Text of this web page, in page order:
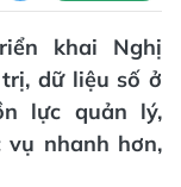
khai Nghị
dữ liệu số ở
lực quản lý,
nhanh hơn,